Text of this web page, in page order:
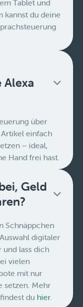
Tablet und
kannst du deine
Alexa
über
einfach
– ideal,
Hand frei hast.
Geld
Schnäppchen
digitaler
und lass dich
vielen
mit nur
setzen. Mehr
du hier.